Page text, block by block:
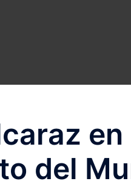
en
del